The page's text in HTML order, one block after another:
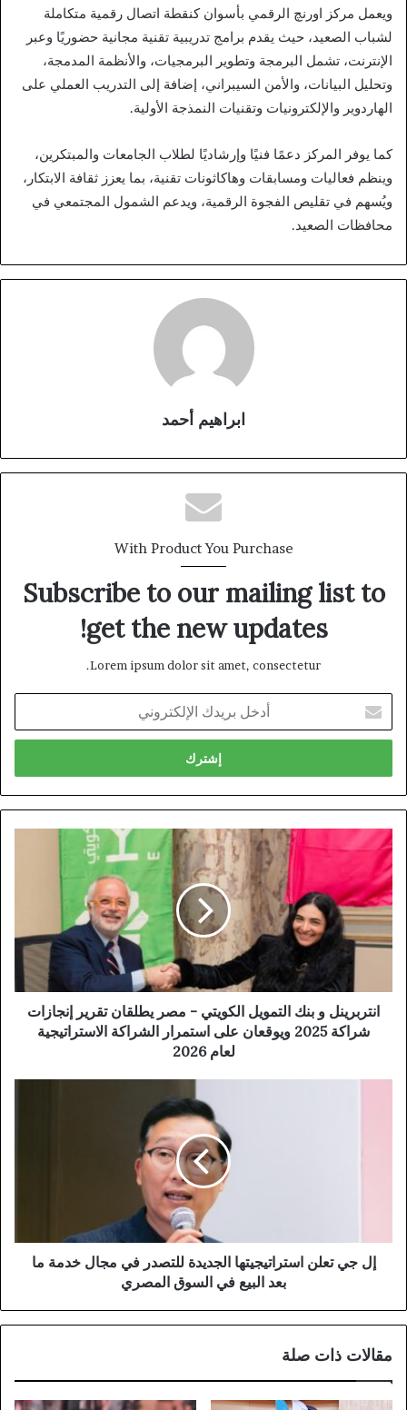
ويعمل مركز اورنچ الرقمي بأسوان كنقطة اتصال رقمية متكاملة
لشباب الصعيد، حيث يقدم برامج تدريبية تقنية مجانية حضوريًا وعبر
الإنترنت، تشمل البرمجة وتطوير البرمجيات، والأنظمة المدمجة،
وتحليل البيانات، والأمن السيبراني، إضافة إلى التدريب العملي على
الهاردوير والإلكترونيات وتقنيات النمذجة الأولية.
كما يوفر المركز دعمًا فنيًا وإرشاديًا لطلاب الجامعات والمبتكرين،
وينظم فعاليات ومسابقات وهاكاثونات تقنية، بما يعزز ثقافة الابتكار،
ويُسهم في تقليص الفجوة الرقمية، ويدعم الشمول المجتمعي في
محافظات الصعيد.
ابراهيم أحمد
With Product You Purchase
Subscribe to our mailing list to
get the new updates!
Lorem ipsum dolor sit amet, consectetur.
بريدك
الإلكتروني
انتربرينل و بنك التمويل الكويتي - مصر يطلقان تقرير إنجازات
شراكة 2025 ويوقعان على استمرار الشراكة الاستراتيجية
لعام 2026
إل جي تعلن استراتيجيتها الجديدة للتصدر في مجال خدمة ما
بعد البيع في السوق المصري
مقالات ذات صلة